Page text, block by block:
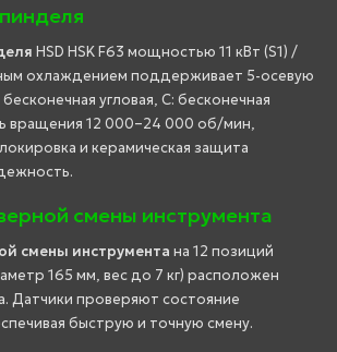
HSD HSK F63 мощностью 11 кВт (S1) /
охлаждением поддерживает 5-осевую
угловая, C: бесконечная
вращения 12 000–24 000 об/мин,
и керамическая защита
смены инструмента
смены инструмента на 12 позиций
165 мм, вес до 7 кг) расположен
Датчики проверяют состояние
быструю и точную смену.